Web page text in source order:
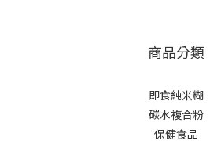
商品分類
即食純米糊
碳水複合粉
保健食品